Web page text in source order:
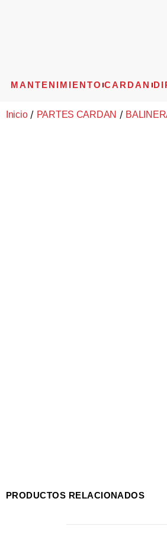
MANTENIMIENTO CARDAN
Inicio/ PARTES CARDAN /
PRODUCTOS RELACIONADOS